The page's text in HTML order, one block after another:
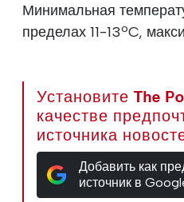
Минимальная
пределах 11-13ºC,
Установите The
качестве
источника
Добавить как
источник в